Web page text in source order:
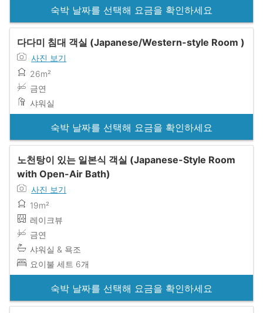
숙박 날짜를 선택해 요금을 확인하세요
다다미 침대 객실 (Japanese/Western-style Room )
사진 보기
26m²
금연
샤워실
숙박 날짜를 선택해 요금을 확인하세요
노천탕이 있는 일본식 객실 (Japanese-Style Room
with Open-Air Bath)
사진 보기
19m²
레이크뷰
금연
샤워실 & 욕조
요이불 세트 6개
숙박 날짜를 선택해 요금을 확인하세요